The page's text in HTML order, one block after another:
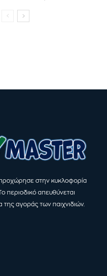
στην κυκλοφορία
περιοδικό απευθύνεται
της αγοράς των παιχνιδιών.